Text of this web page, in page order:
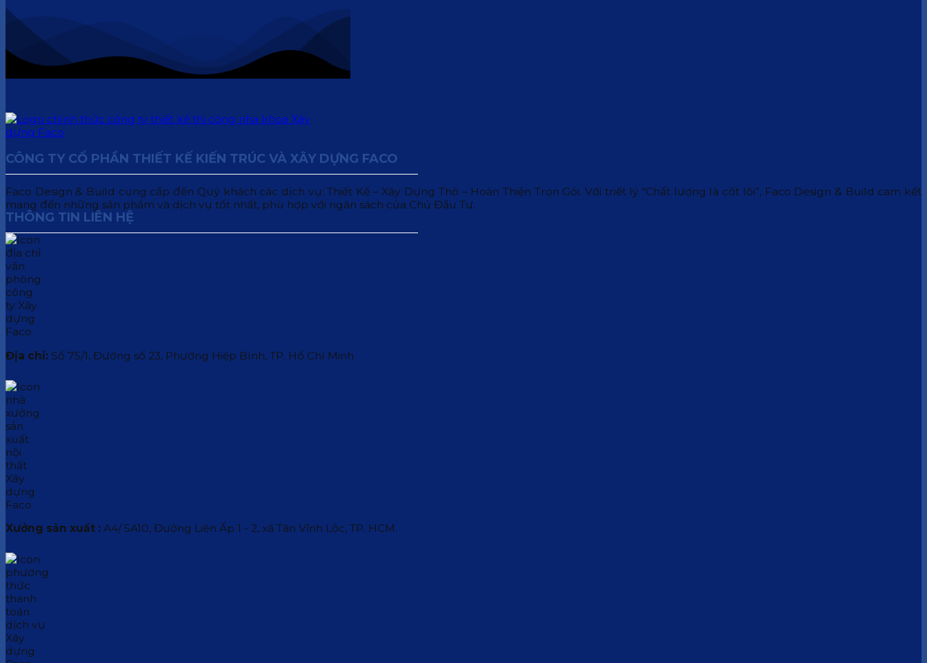
CÔNG TY CỔ PHẦN THIẾT KẾ KIẾN TRÚC VÀ XÂY DỰNG FACO
Faco Design & Build cung cấp đến Quý khách các dịch vụ: Thiết Kế – Xây Dựng Thô – Hoàn Thiện Trọn Gói. Với triết lý “Chất lượng là cốt lõi”, Faco Design & Build cam kết
mang đến những sản phẩm và dịch vụ tốt nhất, phù hợp với ngân sách của Chủ Đầu Tư.
THÔNG TIN LIÊN HỆ
Địa chỉ: Số 75/1, Đường số 23, Phường Hiệp Bình, TP. Hồ Chí Minh
Xưởng sản xuất : A4/ 5A10, Đường Liên Ấp 1 - 2, xã Tân Vĩnh Lộc, TP. HCM.